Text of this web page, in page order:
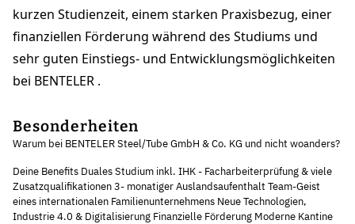
kurzen Studienzeit, einem starken Praxisbezug, einer
finanziellen Förderung während des Studiums und
sehr guten Einstiegs- und Entwicklungsmöglichkeiten
bei BENTELER .
Besonderheiten
Warum bei BENTELER Steel/Tube GmbH & Co. KG und nicht woanders?
Deine Benefits Duales Studium inkl. IHK - Facharbeiterprüfung & viele
Zusatzqualifikationen 3- monatiger Auslandsaufenthalt Team-Geist
eines internationalen Familienunternehmens Neue Technologien,
Industrie 4.0 & Digitalisierung Finanzielle Förderung Moderne Kantine